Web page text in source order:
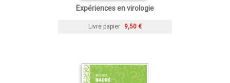
Expériences en virologie
Livre papier 9,50 €